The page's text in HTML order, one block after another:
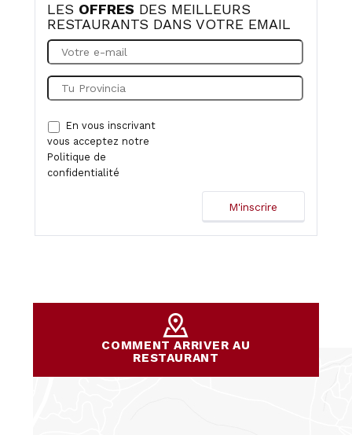
LES OFFRES DES MEILLEURS
RESTAURANTS DANS VOTRE EMAIL
En vous inscrivant
vous acceptez notre
Politique de
confidentialité
COMMENT ARRIVER AU
RESTAURANT